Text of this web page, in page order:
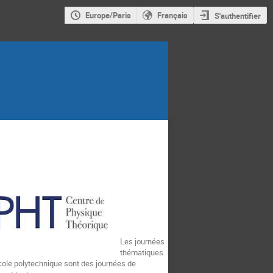
Europe/Paris Français S'authentifier
Les journées
thématiques
polytechnique sont des journées de